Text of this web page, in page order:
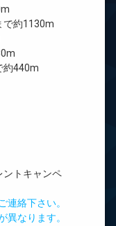
で約1130m
約440m
ント キャンペ
連絡下さい。
異なります。